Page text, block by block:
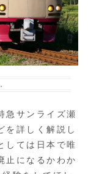
急サンライズ瀬
を詳しく解説し
しては日本で唯
止になるかわか